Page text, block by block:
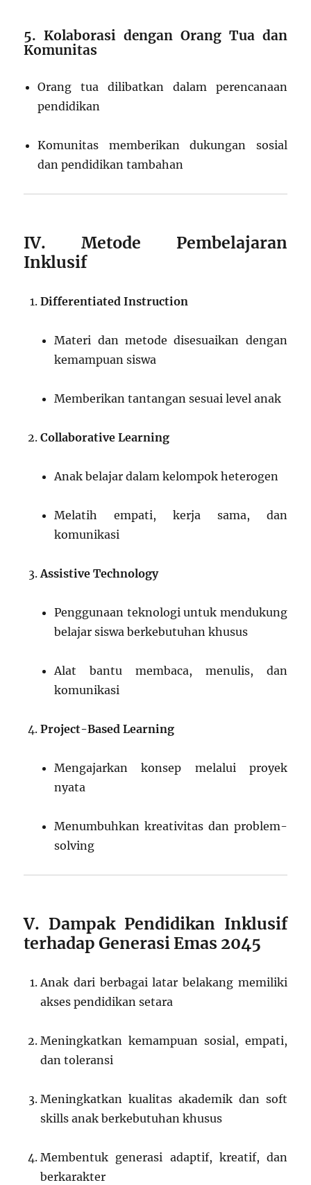
5. Kolaborasi dengan Orang Tua dan
Komunitas
Orang tua dilibatkan dalam perencanaan
pendidikan
Komunitas memberikan dukungan sosial
dan pendidikan tambahan
IV. Metode Pembelajaran
Inklusif
Differentiated Instruction
Materi dan metode disesuaikan dengan
kemampuan siswa
Memberikan tantangan sesuai level anak
Collaborative Learning
Anak belajar dalam kelompok heterogen
Melatih empati, kerja sama, dan
komunikasi
Assistive Technology
Penggunaan teknologi untuk mendukung
belajar siswa berkebutuhan khusus
Alat bantu membaca, menulis, dan
komunikasi
Project-Based Learning
Mengajarkan konsep melalui proyek
nyata
Menumbuhkan kreativitas dan problem-
solving
V. Dampak Pendidikan Inklusif
terhadap Generasi Emas 2045
Anak dari berbagai latar belakang memiliki
akses pendidikan setara
Meningkatkan kemampuan sosial, empati,
dan toleransi
Meningkatkan kualitas akademik dan soft
skills anak berkebutuhan khusus
Membentuk generasi adaptif, kreatif, dan
berkarakter